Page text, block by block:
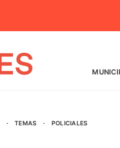
· TEMAS · POLICIALES